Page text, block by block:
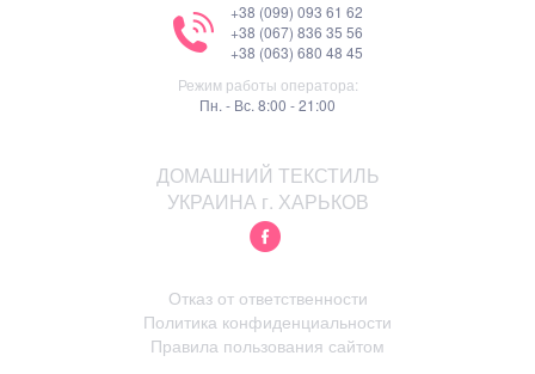
+38 (099) 093 61 62
+38 (067) 836 35 56
+38 (063) 680 48 45
Режим работы оператора:
Пн. - Вс. 8:00 - 21:00
ДОМАШНИЙ ТЕКСТИЛЬ
УКРАИНА г. ХАРЬКОВ
Отказ от ответственности
Политика конфиденциальности
Правила пользования сайтом